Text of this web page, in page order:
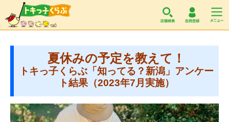
夏休みの予定を教えて！
トキっ子くらぶ「知ってる？新潟」アンケー
ト結果（2023年7月実施）